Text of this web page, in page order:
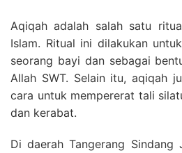
Aqiqah adalah salah satu
Islam. Ritual ini dilakukan
seorang bayi dan sebagai
Allah SWT. Selain itu, aqiqah
cara untuk mempererat tali
dan kerabat.
Di daerah Tangerang Sindang